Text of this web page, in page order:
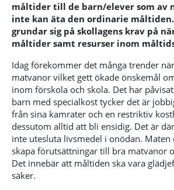
måltider till de barn/elever som av
inte kan äta den ordinarie
grundar sig på skollagens krav på
måltider samt resurser inom
Idag förekommer det många trender
matvanor vilket gett ökade önskemål
inom förskola och skola. Det har
barn med specialkost tycker det är
från sina kamrater och en restriktiv
dessutom alltid att bli ensidig. Det är
inte utesluta livsmedel i onödan. Maten
skapa förutsättningar till bra matvanor
Det innebär att måltiden ska vara
säker.